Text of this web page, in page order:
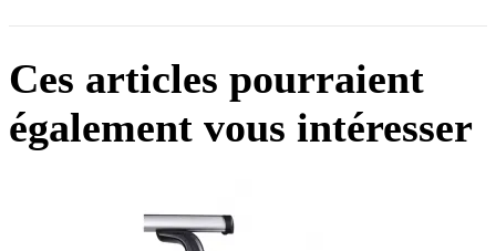
Ces articles pourraient
également vous intéresser